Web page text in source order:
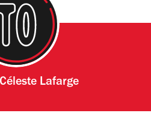
Céleste Lafarge